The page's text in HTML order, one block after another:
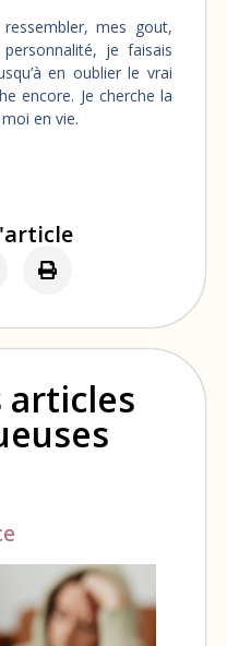
mes gout,
je faisais
en oublier le vrai
encore. Je cherche la
en vie.
articles